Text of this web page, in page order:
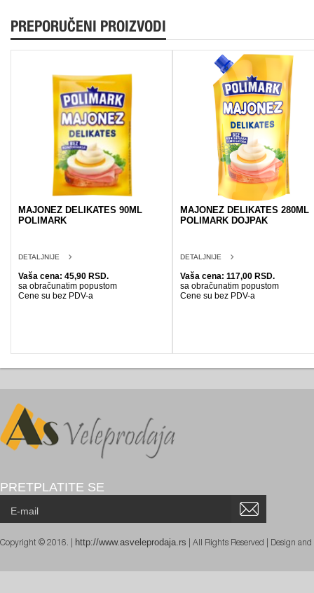
PREPORUČENI PROIZVODI
MAJONEZ DELIKATES 90ML
POLIMARK
DETALJNIJE
Vaša cena: 45,90 RSD.
sa obračunatim popustom
Cene su bez PDV-a
MAJONEZ DELIKATES 280ML
POLIMARK DOJPAK
DETALJNIJE
Vaša cena: 117,00 RSD.
sa obračunatim popustom
Cene su bez PDV-a
PRETPLATITE SE
Copyright © 2016. | http://www.asveleprodaja.rs | All Rights Reserved | Design